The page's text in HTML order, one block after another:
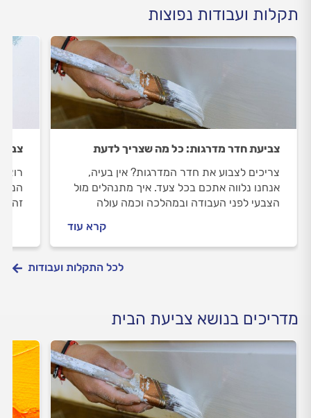
תקלות ועבודות נפוצות
צביעת חדר מדרגות: כל מה שצריך לדעת
צריכים לצבוע את חדר המדרגות? אין בעיה,
אנחנו נלווה אתכם בכל צעד. איך מתנהלים מול
הצבעי לפני העבודה ובמהלכה וכמה עולה
קרא עוד
זה
לכל התקלות ועבודות
מדריכים בנושא צביעת הבית